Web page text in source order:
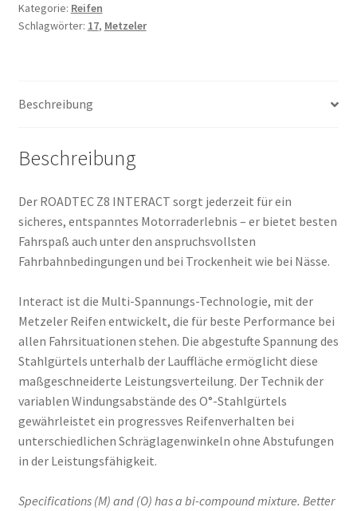
ZR
17
Menge
Kategorie: Reifen
Schlagwörter: 17, Metzeler
Beschreibung
Beschreibung
Der ROADTEC Z8 INTERACT sorgt jederzeit für ein
sicheres, entspanntes Motorraderlebnis – er bietet besten
Fahrspaß auch unter den anspruchsvollsten
Fahrbahnbedingungen und bei Trockenheit wie bei Nässe.
Interact ist die Multi-Spannungs-Technologie, mit der
Metzeler Reifen entwickelt, die für beste Performance bei
allen Fahrsituationen stehen. Die abgestufte Spannung des
Stahlgürtels unterhalb der Lauffläche ermöglicht diese
maßgeschneiderte Leistungsverteilung. Der Technik der
variablen Windungsabstände des O°-Stahlgürtels
gewährleistet ein progressves Reifenverhalten bei
unterschiedlichen Schräglagenwinkeln ohne Abstufungen
in der Leistungsfähigkeit.
Specifications (M) and (O) has a bi-compound mixture. Better